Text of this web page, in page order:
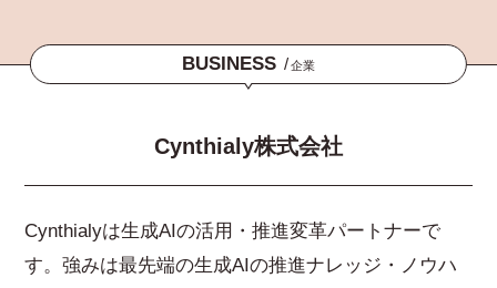
BUSINESS /企業
Cynthialy株式会社
Cynthialyは生成AIの活用・推進変革パートナーで
す。強みは最先端の生成AIの推進ナレッジ・ノウハ